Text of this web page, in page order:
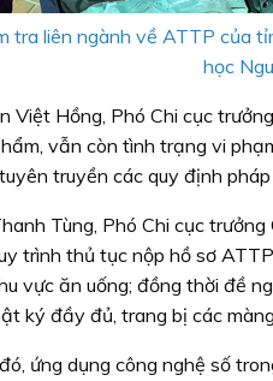
tra liên ngành về ATTP của
học
Việt Hồng, Phó Chi cục
vẫn còn tình trạng vi
truyền các quy định
Tùng, Phó Chi cục
trình thủ tục nộp hồ sơ
vực ăn uống; đồng thời đề
ký đầy đủ, trang bị các
ứng dụng công nghệ số